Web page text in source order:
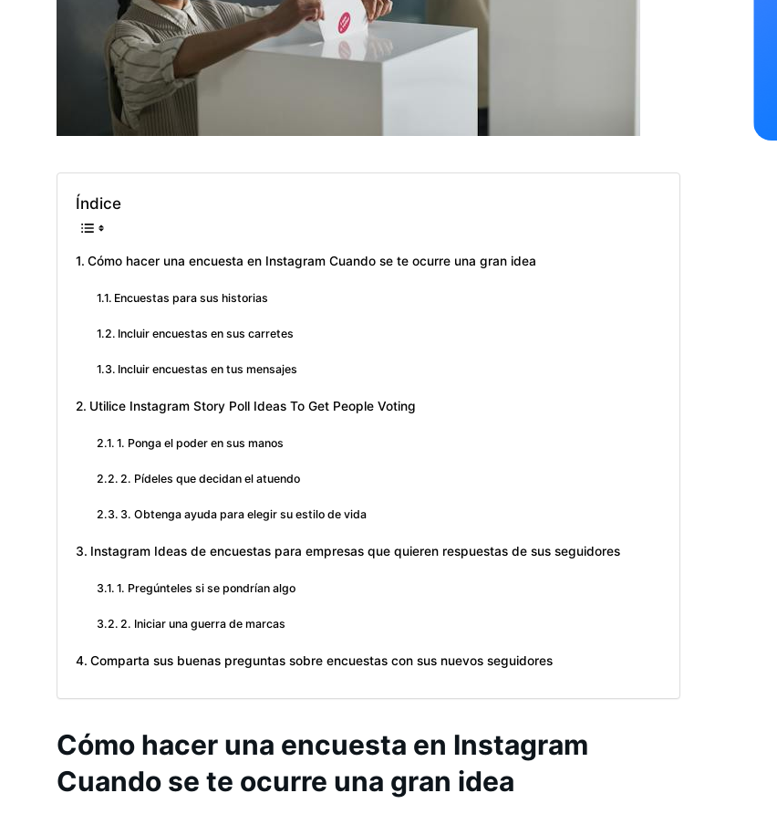
Índice
Cómo hacer una encuesta en Instagram Cuando se te ocurre una gran idea
Encuestas para sus historias
Incluir encuestas en sus carretes
Incluir encuestas en tus mensajes
Utilice Instagram Story Poll Ideas To Get People Voting
1. Ponga el poder en sus manos
2. Pídeles que decidan el atuendo
3. Obtenga ayuda para elegir su estilo de vida
Instagram Ideas de encuestas para empresas que quieren respuestas de sus seguidores
1. Pregúnteles si se pondrían algo
2. Iniciar una guerra de marcas
Comparta sus buenas preguntas sobre encuestas con sus nuevos seguidores
Cómo hacer una encuesta en Instagram
Cuando se te ocurre una gran idea